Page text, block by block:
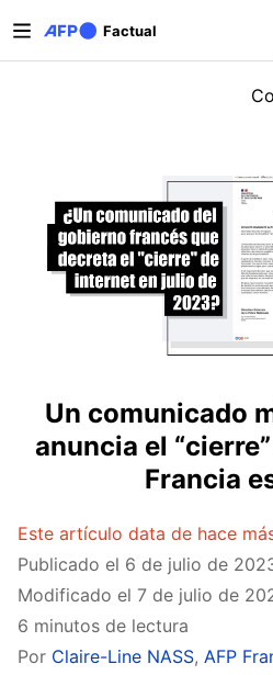
Factual
Solapas principales
Un comunicado
anuncia el
Francia
Este artículo data de hace
Publicado el 6 de julio de
Modificado el 7 de julio de
6 minutos de lectura
Por Claire-Line NASS, AFP